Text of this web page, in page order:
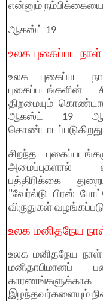
என்னும்
ஆகஸ்ட் 19
உலக புகைப்பட நாள்
உலக புகைப்பட
புகைப்படங்களின்
திறமையும்
ஆகஸ்ட் 19 ஆம்
சிறந்த
அமைப்புகளால்
பத்திரிக்கை
"வேர்ல்டு பிரஸ்
விருதுகள்
உலக மனிதநேய
உலக மனிதநேய நாள்
மனிதாபிமானப்
இழந்தவர்களையும்